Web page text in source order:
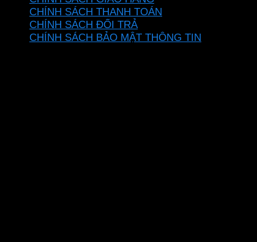
CHÍNH SÁCH THANH TOÁN
CHÍNH SÁCH ĐỔI TRẢ
CHÍNH SÁCH BẢO MẬT THÔNG TIN